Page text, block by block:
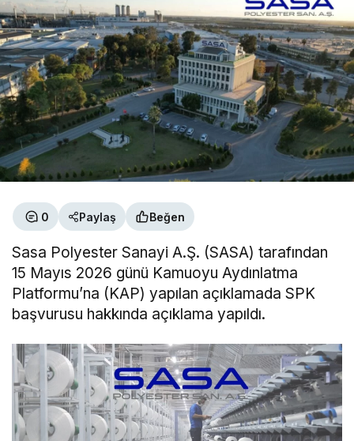
0 Paylaş Beğen
Sasa Polyester Sanayi A.Ş. (SASA) tarafından
15 Mayıs 2026 günü Kamuoyu Aydınlatma
Platformu’na (KAP) yapılan açıklamada SPK
başvurusu hakkında açıklama yapıldı.